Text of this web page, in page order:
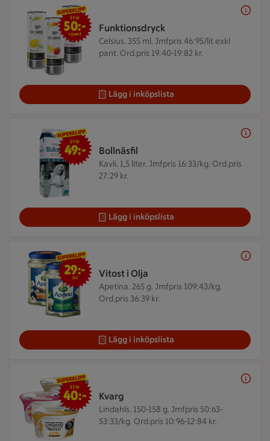
Funktionsdryck
Celsius. 355 ml. Jmfpris 46:95/lit exkl
pant. Ord.pris 19:40-19:82 kr.
3 för 50 kr +pant
3 för
50:-
+pant
Lägg i inköpslista
Bollnäsfil
Kavli. 1,5 liter. Jmfpris 16:33/kg. Ord.pris
27:29 kr.
2 för 49 kr
2 för
49:-
Lägg i inköpslista
Vitost i Olja
Apetina. 265 g. Jmfpris 109:43/kg.
Ord.pris 36:39 kr.
29 kr/st
29:-
/st
Lägg i inköpslista
Kvarg
Lindahls. 150-158 g. Jmfpris 50:63-
53:33/kg. Ord.pris 10:96-12:84 kr.
5 för 40 kr
5 för
40:-